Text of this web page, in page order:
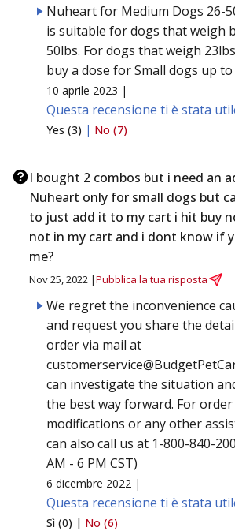
Nuheart for Medium Dogs 26-
is suitable for dogs that weigh
50lbs. For dogs that weigh
buy a dose for Small dogs up to
10 aprile 2023 |
Questa recensione ti è stata
Yes (3) | No (7)
I bought 2 combos but i need an
Nuheart only for small dogs but
to just add it to my cart i hit buy
not in my cart and i dont know if
me?
Nov 25, 2022 |Pubblica la tua risposta
We regret the inconvenience
and request you share the
order via mail at
can investigate the situation
the best way forward. For order
modifications or any other
can also call us at 1-800-840-
AM - 6 PM CST)
6 dicembre 2022 |
Questa recensione ti è stata
Sì (0) | No (6)